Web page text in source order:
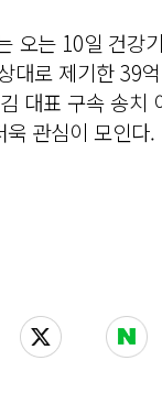
오는 10일 건강
대로 제기한 39
대표 구속 송치
관심이 모인다.